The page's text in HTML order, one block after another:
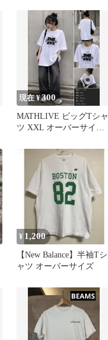
現在 ¥300
MATHLIVE ビッグTシャ
ツ XXL オーバーサイズ
¥ 1,200
【New Balance】半袖Tシ
ャツ オーバーサイズ